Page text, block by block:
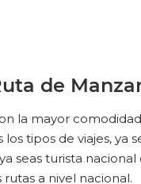
de
la mayor
tipos de viajes, ya
seas turista
a nivel nacional.